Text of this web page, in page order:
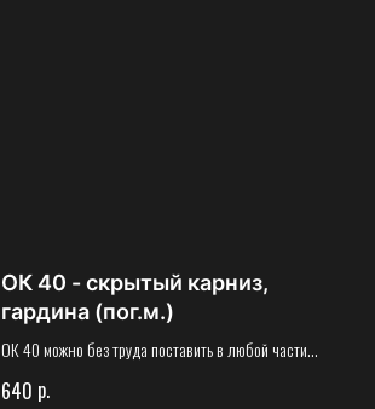
ОК 40 - скрытый карниз,
гардина (пог.м.)
ОК 40 можно без труда поставить в любой части
монтаже!
640 р.